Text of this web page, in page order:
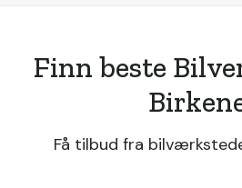
Finn beste
Få tilbud fra